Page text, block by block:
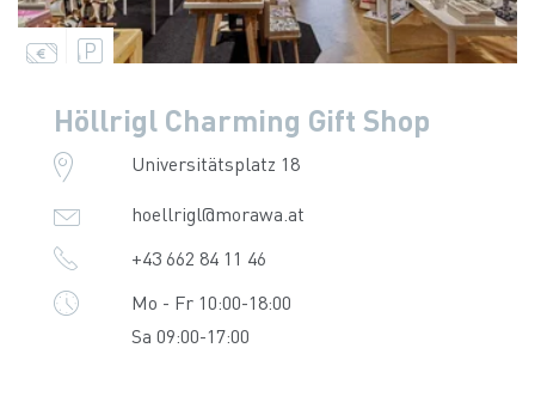
Höllrigl Charming Gift Shop
Universitätsplatz 18
hoellrigl@morawa.at
+43 662 84 11 46
Mo - Fr 10:00-18:00
Sa 09:00-17:00